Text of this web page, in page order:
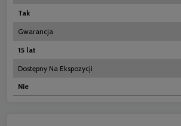
Tak
Gwarancja
15 lat
Dostępny Na Ekspozycji
Nie